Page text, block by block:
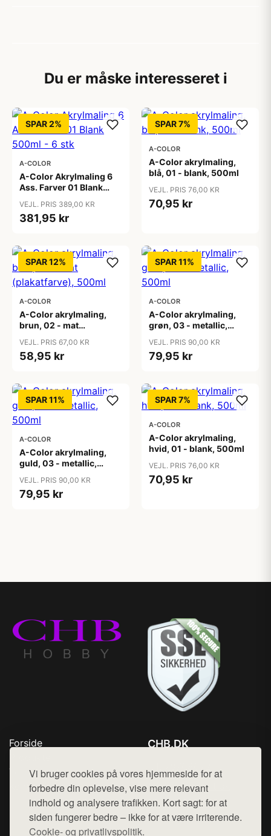
Vi bruger cookies på vores hjemmeside for at
forbedre din oplevelse, vise mere relevant
indhold og analysere trafikken. Kort sagt: for at
siden fungerer bedre – ikke for at være irriterende.
Cookie- og privatlivspolitik.
Du er måske interesseret i
SPAR 2%
A-COLOR
A-Color Akrylmaling 6
Ass. Farver 01 Blank
VEJL. PRIS 389,00 KR
381,95 kr
SPAR 7%
A-COLOR
A-Color akrylmaling,
blå, 01 - blank, 500ml
VEJL. PRIS 76,00 KR
70,95 kr
SPAR 12%
A-COLOR
A-Color akrylmaling,
brun, 02 - mat
VEJL. PRIS 67,00 KR
58,95 kr
SPAR 11%
A-COLOR
A-Color akrylmaling,
grøn, 03 - metallic,
VEJL. PRIS 90,00 KR
79,95 kr
SPAR 11%
A-COLOR
A-Color akrylmaling,
guld, 03 - metallic,
VEJL. PRIS 90,00 KR
79,95 kr
SPAR 7%
A-COLOR
A-Color akrylmaling,
hvid, 01 - blank, 500ml
VEJL. PRIS 76,00 KR
70,95 kr
Forside
Top Rabatter
Kontakt
CHB.DK
Mail: hej@want.dk
Cookie- og privatlivspolitik